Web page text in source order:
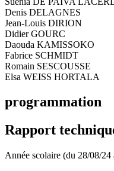
Denis DELAGNES
Jean-Louis DIRION
Didier GOURC
Daouda KAMISSOKO
Fabrice SCHMIDT
Romain SESCOUSSE
Elsa WEISS HORTALA
programmation
Rapport
Année scolaire (du 28/08/24